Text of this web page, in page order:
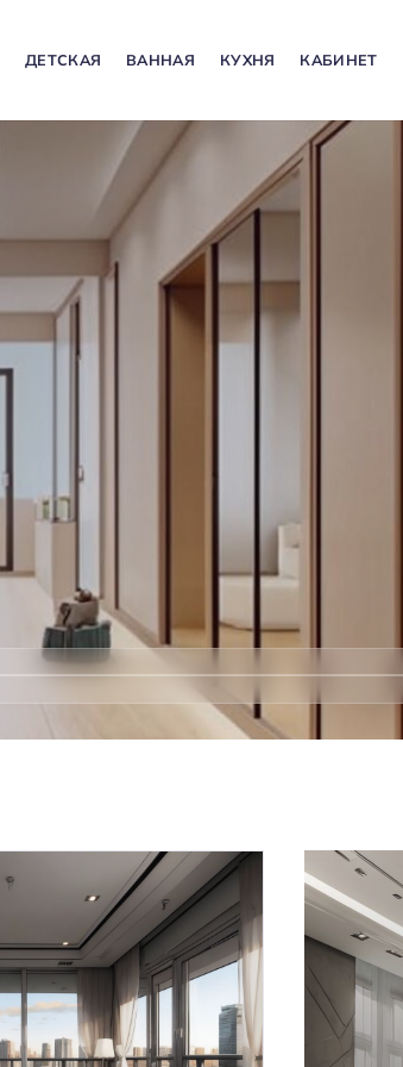
ДЕТСКАЯ ВАННАЯ КУХНЯ КАБИНЕТ